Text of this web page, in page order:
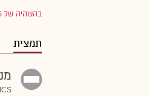
בהשהיה של 15 דק'
תמצית